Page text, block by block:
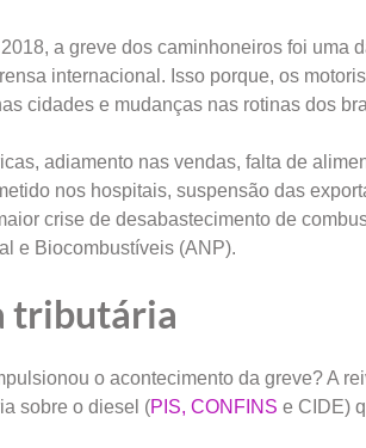
a greve dos caminhoneiros foi uma
internacional. Isso porque, os
cidades e mudanças nas rotinas dos
adiamento nas vendas, falta de
nos hospitais, suspensão das
crise de desabastecimento de
e Biocombustíveis (ANP).
tributária
o acontecimento da greve? A
sobre o diesel (PIS, CONFINS e CIDE)